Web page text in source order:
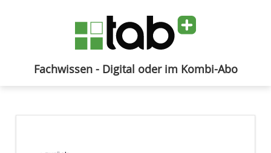
Fachwissen - Digital oder im Kombi-Abo